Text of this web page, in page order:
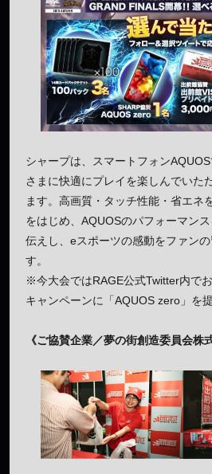
シャープは、スマートフォン
さまに快適にプレイを楽しんでいた
ます。高画質・タッチ性能・省エネ
をはじめ、AQUOSのパフォーマン
伝えし、eスポーツの感動をファン
す。
※今大会ではRAGE公式Twitter内で
キャンペーンに「AQUOS zero」を
《ご協賛企業／夢の街創造委員会株